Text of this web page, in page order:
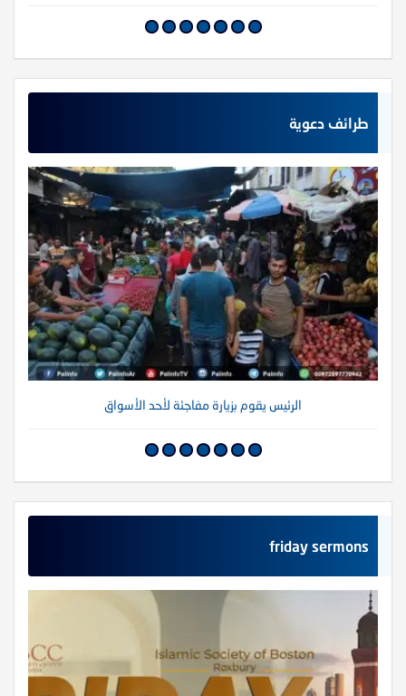
طرائف دعوية
الرئيس يقوم بزيارة مفاجئة لأحد الأسواق
friday sermons